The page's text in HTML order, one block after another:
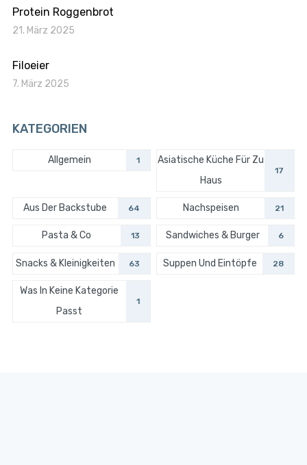
Protein Roggenbrot
21. März 2025
Filoeier
7. März 2025
KATEGORIEN
Allgemein 1
Asiatische Küche Für Zu
Haus
17
Aus Der Backstube 64 Nachspeisen 21
Pasta & Co 13 Sandwiches & Burger 6
Snacks & Kleinigkeiten 63 Suppen Und Eintöpfe 28
Was In Keine Kategorie
Passt
1